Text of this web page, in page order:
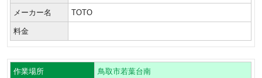
メーカー名 TOTO
料金
作業場所 鳥取市若葉台南